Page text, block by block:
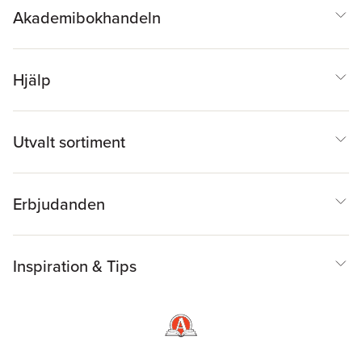
Akademibokhandeln
Hjälp
Utvalt sortiment
Erbjudanden
Inspiration & Tips